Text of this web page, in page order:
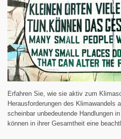
Erfahren Sie, wie sie aktiv zum
Herausforderungen des Klimawandels
scheinbar unbedeutende Handlungen
können in ihrer Gesamtheit eine